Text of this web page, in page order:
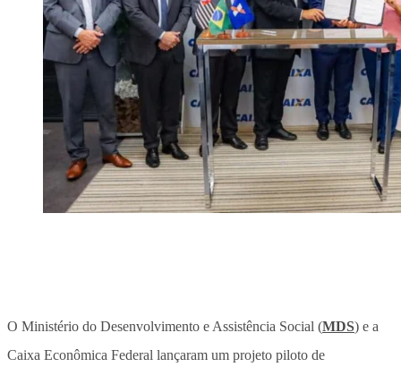
O Ministério do Desenvolvimento e Assistência Social (MDS) e a
Caixa Econômica Federal lançaram um projeto piloto de